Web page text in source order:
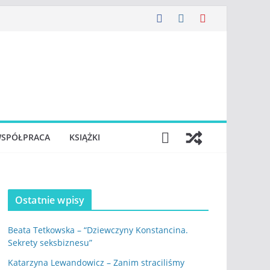
KSIĄŻKI
Ostatnie wpisy
Beata Tetkowska – “Dziewczyny Konstancina.
Sekrety seksbiznesu”
Katarzyna Lewandowicz – Zanim straciliśmy